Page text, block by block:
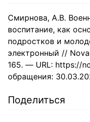
Смирнова, А.В.
воспитание, как
подростков и
электронный //
165. — URL: https://
обращения:
Поделиться